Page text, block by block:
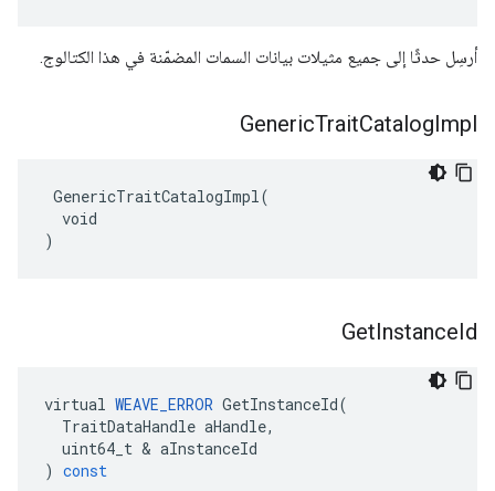
أرسِل حدثًا إلى جميع مثيلات بيانات السمات المضمّنة في هذا الكتالوج.
GenericTraitCatalogImpl
GenericTraitCatalogImpl(
  void
)
GetInstanceId
virtual WEAVE_ERROR GetInstanceId(
TraitDataHandle aHandle,
uint64_t & aInstanceId
) const